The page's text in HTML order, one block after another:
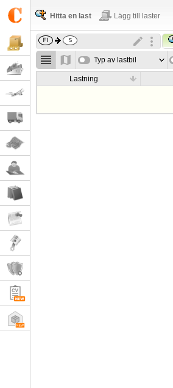
Hitta en last Lägg till laster
Typ av lastbil
Lastning